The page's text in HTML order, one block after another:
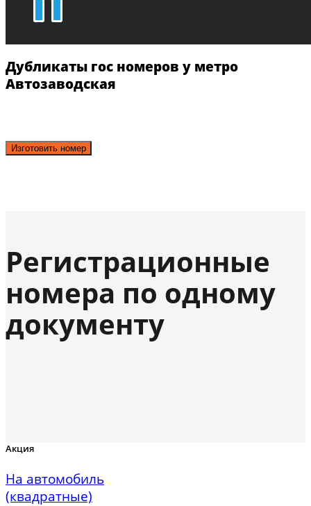
Дубликаты гос номеров у метро
Автозаводская
Изготовить номер
Регистрационные
номера по одному
документу
Акция
На автомобиль
(квадратные)